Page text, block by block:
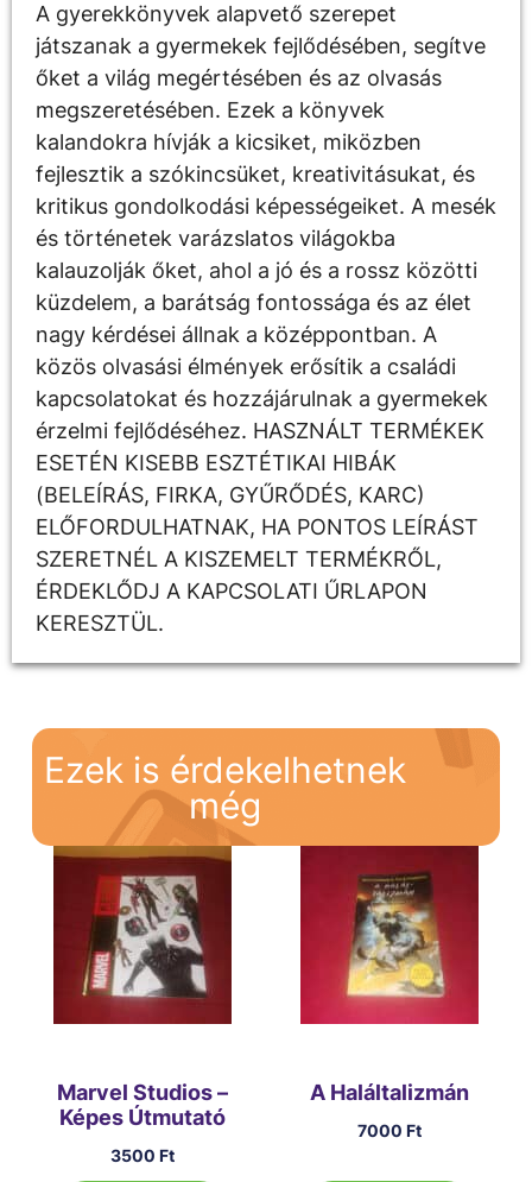
A gyerekkönyvek alapvető szerepet
játszanak a gyermekek fejlődésében, segítve
őket a világ megértésében és az olvasás
megszeretésében. Ezek a könyvek
kalandokra hívják a kicsiket, miközben
fejlesztik a szókincsüket, kreativitásukat, és
kritikus gondolkodási képességeiket. A mesék
és történetek varázslatos világokba
kalauzolják őket, ahol a jó és a rossz közötti
küzdelem, a barátság fontossága és az élet
nagy kérdései állnak a középpontban. A
közös olvasási élmények erősítik a családi
kapcsolatokat és hozzájárulnak a gyermekek
érzelmi fejlődéséhez. HASZNÁLT TERMÉKEK
ESETÉN KISEBB ESZTÉTIKAI HIBÁK
(BELEÍRÁS, FIRKA, GYŰRŐDÉS, KARC)
ELŐFORDULHATNAK, HA PONTOS LEÍRÁST
SZERETNÉL A KISZEMELT TERMÉKRŐL,
ÉRDEKLŐDJ A KAPCSOLATI ŰRLAPON
KERESZTÜL.
Ezek is érdekelhetnek
még
Marvel Studios –
Képes Útmutató
3500Ft
A Haláltalizmán
7000 Ft